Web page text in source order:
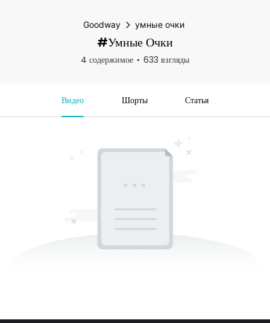
Goodway умные очки
#умные Очки
4 содержимое 633 взгляды
Видео Шорты Статья